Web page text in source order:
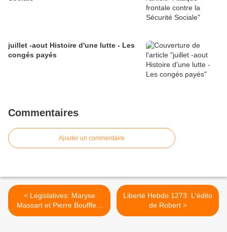
juillet -aout Histoire d'une lutte - Les
congés payés
Commentaires
Ajouter un commentaire
< Législatives: Maryse
Massart et Pierre Boufflers
Candidat(e)s du parti
Liberté Hebdo 1273: L'édito
de Robert >